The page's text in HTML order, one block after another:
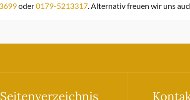
oder0179-5213317. Alternativ freuen wir uns
Seitenverzeichnis